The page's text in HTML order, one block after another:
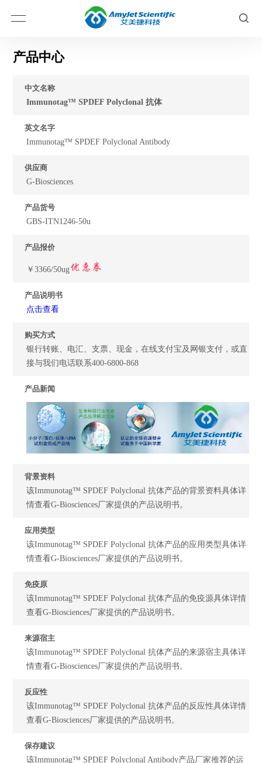
产品中心
中文名称
Immunotag™ SPDEF Polyclonal 抗体
英文名字
Immunotag™ SPDEF Polyclonal Antibody
供应商
G-Biosciences
产品货号
GBS-ITN1246-50u
产品报价
￥3366/50ug
产品说明书
点击查看
购买方式
银行转账、电汇、支票、现金，在线支付宝及网银支付，或直
接与我们电话联系400-6800-868
产品新闻
背景资料
该Immunotag™ SPDEF Polyclonal 抗体产品的背景资料具体详
情查看G-Biosciences厂家提供的产品说明书。
应用类型
该Immunotag™ SPDEF Polyclonal 抗体产品的应用类型具体详
情查看G-Biosciences厂家提供的产品说明书。
免疫原
该Immunotag™ SPDEF Polyclonal 抗体产品的免疫源具体详情
查看G-Biosciences厂家提供的产品说明书。
来源宿主
该Immunotag™ SPDEF Polyclonal 抗体产品的来源宿主具体详
情查看G-Biosciences厂家提供的产品说明书。
反应性
该Immunotag™ SPDEF Polyclonal 抗体产品的反应性具体详情
查看G-Biosciences厂家提供的产品说明书。
保存建议
该Immunotag™ SPDEF Polyclonal Antibody产品厂家推荐的运